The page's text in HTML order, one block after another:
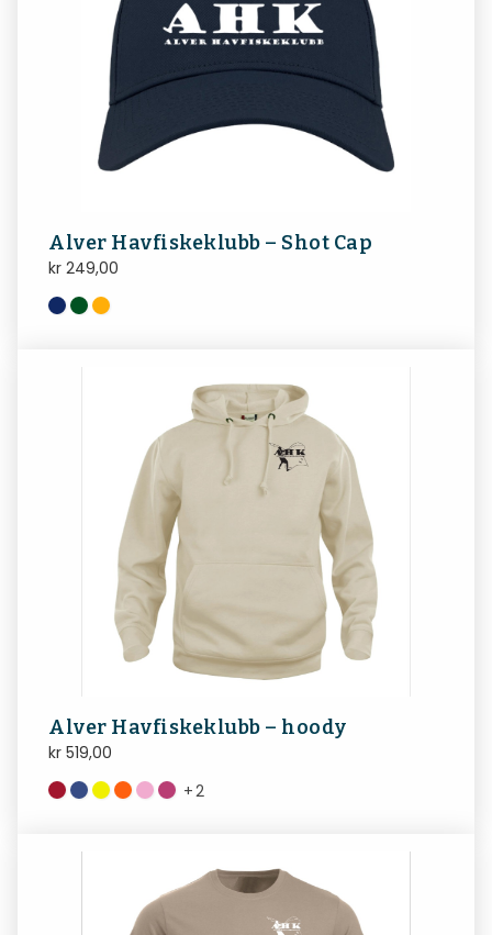
Alver Havfiskeklubb – Shot Cap
kr 249,00
Alver Havfiskeklubb – hoody
kr 519,00
+2